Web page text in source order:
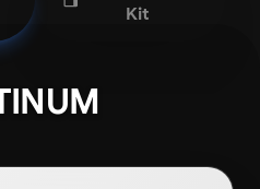
Kit